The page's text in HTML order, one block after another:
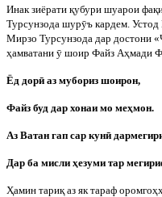
Инак зиёрати қубури шуарои
Турсунзода шурӯъ кардем.
Мирзо Турсунзода дар достони «
ҳамватани ӯ шоир Файз Аҳмади
Ёд дорӣ аз мубориз шоирон,
Файз буд дар хонаи мо меҳмон.
Аз Ватан гап сар кунӣ
Дар ба мисли ҳезуми тар
Ҳамин тариқ аз як тараф